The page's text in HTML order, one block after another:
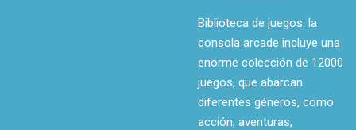
Biblioteca de juegos: la
consola arcade incluye una
enorme colección de 12000
juegos, que abarcan
diferentes géneros, como
acción, aventuras,